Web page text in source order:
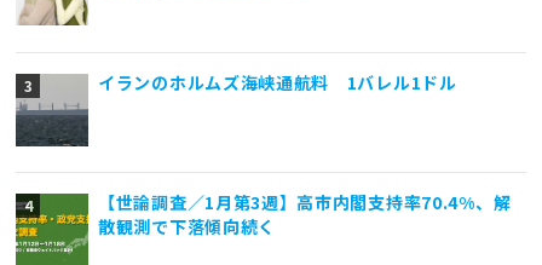
イランのホルムズ海峡通航料 1バレル1ドル
【世論調査／1月第3週】高市内閣支持率70.4%、解
散観測で下落傾向続く